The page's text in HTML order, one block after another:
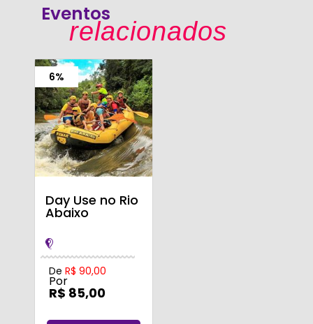
Eventos
relacionados
6%
Day Use no Rio
Abaixo
De R$ 90,00
Por
R$ 85,00